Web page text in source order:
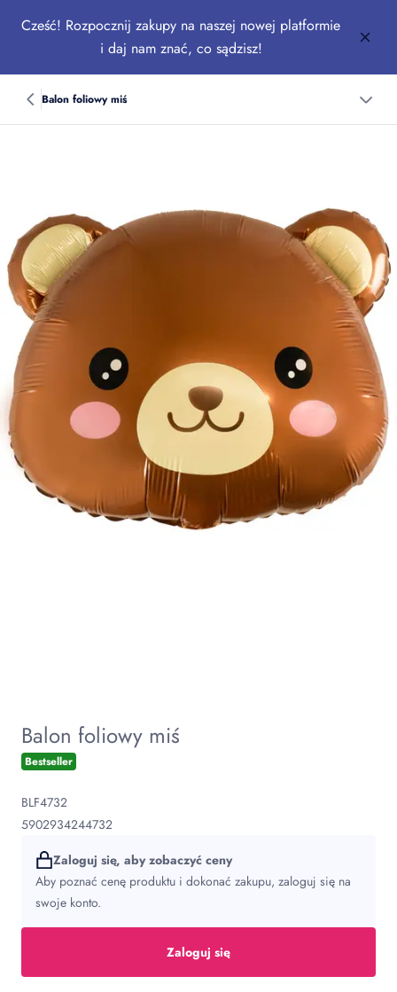
Cześć! Rozpocznij zakupy na naszej nowej platformie
i daj nam znać, co sądzisz!
Balon foliowy miś
Balon foliowy miś
Bestseller
BLF4732
5902934244732
Zaloguj się, aby zobaczyć ceny
Aby poznać cenę produktu i dokonać zakupu, zaloguj się na
swoje konto.
Zaloguj się